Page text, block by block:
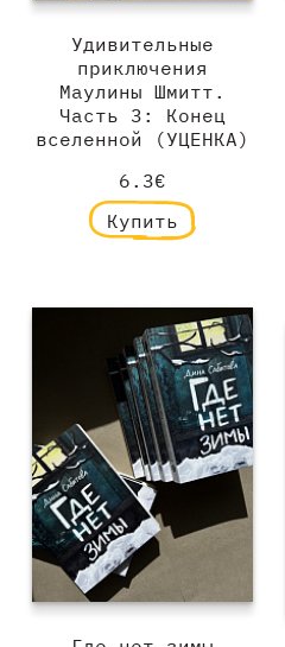
Удивительные
приключения
Маулины Шмитт.
Часть 3: Конец
вселенной (УЦЕНКА)
6.3€
Купить